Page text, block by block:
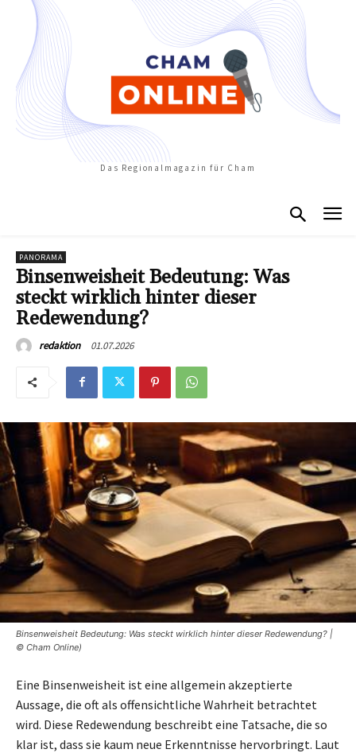
Das Regionalmagazin für Cham
PANORAMA
Binsenweisheit Bedeutung: Was
steckt wirklich hinter dieser
Redewendung?
redaktion 01.07.2026
Binsenweisheit Bedeutung: Was steckt wirklich hinter dieser Redewendung? |
© Cham Online)
Eine Binsenweisheit ist eine allgemein akzeptierte
Aussage, die oft als offensichtliche Wahrheit betrachtet
wird. Diese Redewendung beschreibt eine Tatsache, die so
klar ist, dass sie kaum neue Erkenntnisse hervorbringt. Laut